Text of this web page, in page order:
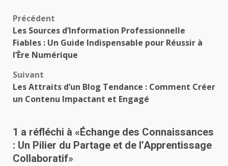
Navigation
d’article
Précédent
Les Sources d’Information Professionnelle
Fiables : Un Guide Indispensable pour Réussir à
l’Ère Numérique
Suivant
Les Attraits d’un Blog Tendance : Comment Créer
un Contenu Impactant et Engagé
1 a réfléchi à «Échange des Connaissances
: Un Pilier du Partage et de l’Apprentissage
Collaboratif»